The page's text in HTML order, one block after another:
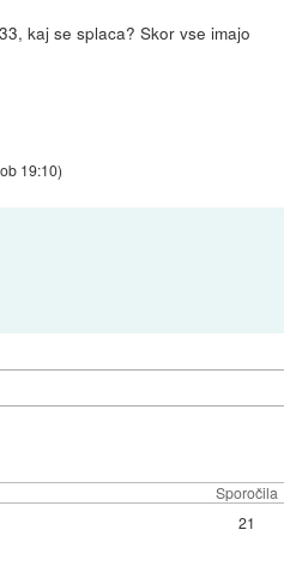
kaj se splaca? Skor vse imajo
19:10)
Sporočila
21